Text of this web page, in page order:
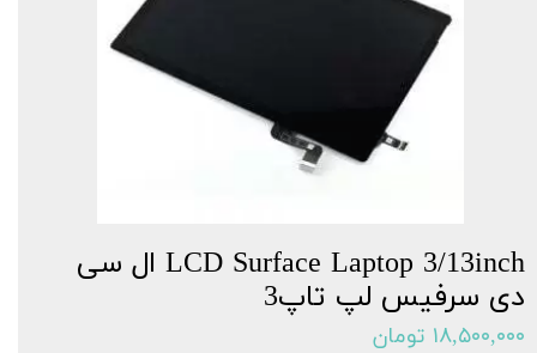
LCD Surface Laptop 3/13inch ال سی
دی سرفیس لپ تاپ3
۱۸,۵۰۰,۰۰۰ تومان